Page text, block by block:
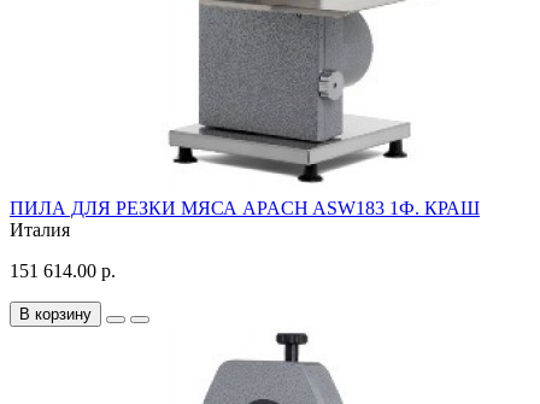
ПИЛА ДЛЯ РЕЗКИ МЯСА APACH ASW183 1Ф. КРАШ
Италия
151 614.00 р.
В корзину